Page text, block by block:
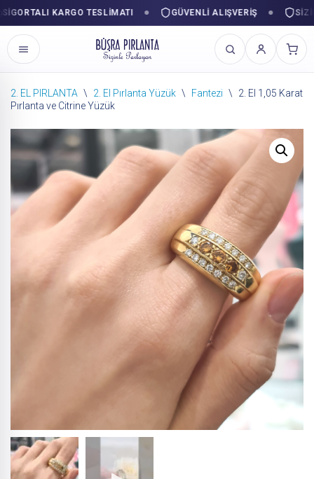
KARGO TESLIMATI GÜVENLI ALIŞVERIŞ
İçeriğe
2. EL PIRLANTA \ 2. El Pırlanta Yüzük \ Fantezi \
2. El 1,05 Karat
Pırlanta ve Citrine Yüzük